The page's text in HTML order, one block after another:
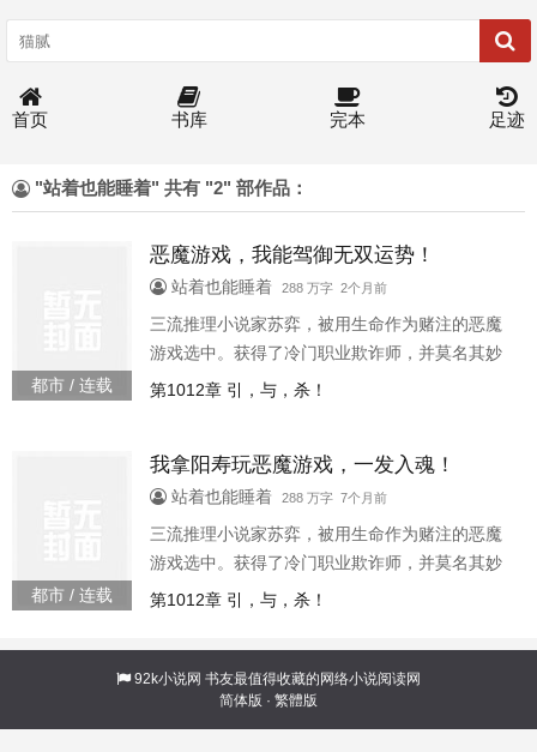
首页 书库 完本 足迹
"站着也能睡着" 共有 "2" 部作品：
都市 / 连载
恶魔游戏，我能驾御无双运势！
站着也能睡着 288 万字 2个月前
三流推理小说家苏弈，被用生命作为赌注的恶魔
游戏选中。获得了冷门职业欺诈师，并莫名其妙
的被诅咒只剩下60天生命。既如此，我就用60年
得恶魔游戏，活下去吧苏弈，职业欺诈师，获得
天赋驾御无双运势，掀起逆天气浪，势不可挡。
针对某独立事件，无论可能性多低，都必然得到
理想的结果。谁输谁死不好意思，石头剪刀
第1012章 引，与，杀！
都市 / 连载
我拿阳寿玩恶魔游戏，一发入魂！
站着也能睡着 288 万字 7个月前
三流推理小说家苏弈，被用生命作为赌注的恶魔
游戏选中。获得了冷门职业欺诈师，并莫名其妙
的被诅咒只剩下60天生命。既如此，我就用60年
获得超凡的力量吗想获得惊人的财富吗那么请赢
得恶魔游戏，活下去吧苏弈，职业欺诈师，获得
天赋驾御无双运势，掀起逆天气浪，势不可挡。
针对某独立事件，无论可能性多低，都必然得到
第1012章 引，与，杀！
92k小说网 书友最值得收藏的网络小说阅读网
简体版 · 繁體版